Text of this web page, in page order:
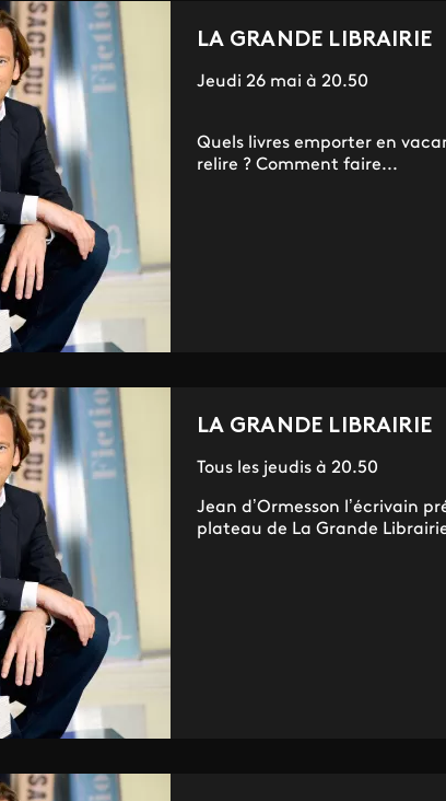
LA GRANDE LIBRAIRIE
Jeudi 26 mai à 20.50
Quels livres emporter en
relire ? Comment faire...
LA GRANDE LIBRAIRIE
Tous les jeudis à 20.50
Jean d’Ormesson l’écrivain
plateau de La Grande